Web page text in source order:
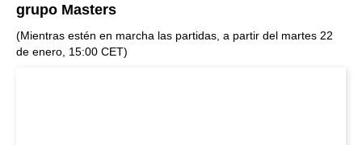
grupo Masters
(Mientras estén en marcha las partidas, a partir del martes 22
de enero, 15:00 CET)